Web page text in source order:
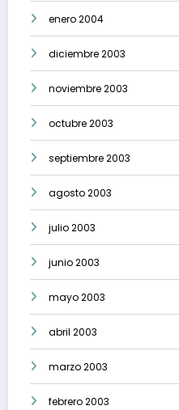
enero 2004
diciembre 2003
noviembre 2003
octubre 2003
septiembre 2003
agosto 2003
julio 2003
junio 2003
mayo 2003
abril 2003
marzo 2003
febrero 2003